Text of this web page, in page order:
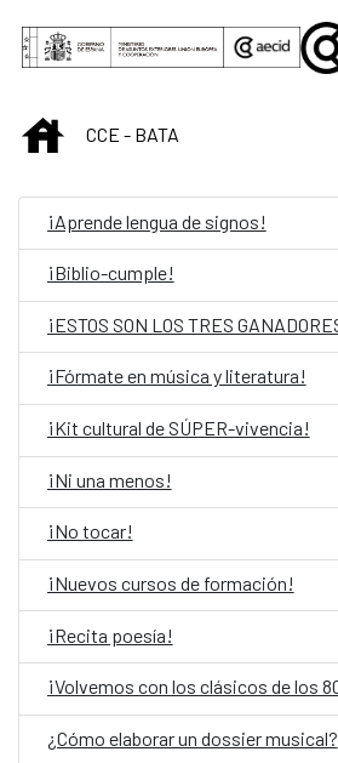
Saut au contenu principal
INICIOCCE - BATA
¡Aprende lengua de signos!
¡Biblio-cumple!
¡Fórmate en música y literatura!
¡Kit cultural de SÚPER-vivencia!
¡Ni una menos!
¡No tocar!
¡Nuevos cursos de formación!
¡Recita poesía!
¿Cómo elaborar un dossier musical?